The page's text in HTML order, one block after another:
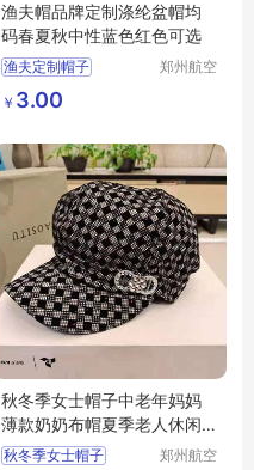
渔夫帽品牌定制涤纶盆帽均
码春夏秋中性蓝色红色可选
渔夫定制帽子
郑州航空
￥ 3.00
秋冬季女士帽子中老年妈妈
薄款奶奶布帽夏季老人休闲
鸭舌帽时装帽
秋冬季女士帽子
郑州航空